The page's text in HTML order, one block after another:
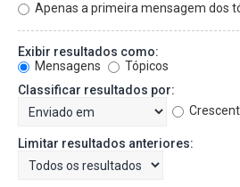
Apenas a primeira mensagem dos
Exibir resultados como:
Mensagens
Tópicos
Classificar resultados por:
Limitar resultados anteriores: